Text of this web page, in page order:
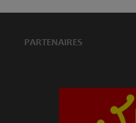
PARTENAIRES